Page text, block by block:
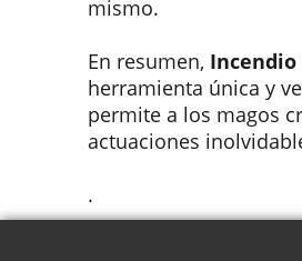
mismo.
En resumen, Incendio
herramienta única y
permite a los magos
actuaciones
.